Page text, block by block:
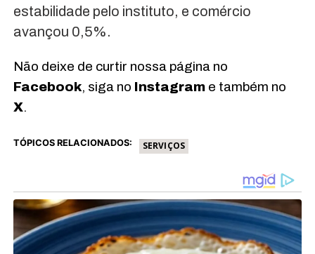
estabilidade pelo instituto, e comércio
avançou 0,5%.
Não deixe de curtir nossa página no
Facebook, siga no Instagrame também no
X.
TÓPICOS RELACIONADOS: SERVIÇOS